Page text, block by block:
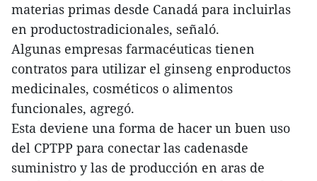
materias primas desde Canadá para incluirlas
en productostradicionales, señaló.
Algunas empresas farmacéuticas tienen
contratos para utilizar el ginseng enproductos
medicinales, cosméticos o alimentos
funcionales, agregó.
Esta deviene una forma de hacer un buen uso
del CPTPP para conectar las cadenasde
suministro y las de producción en aras de